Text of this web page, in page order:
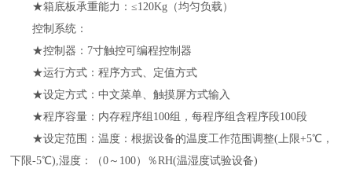
★箱底板承重能力：≤120Kg（均匀负载）
控制系统：
★控制器：7寸触控可编程控制器
★运行方式：程序方式、定值方式
★设定方式：中文菜单、触摸屏方式输入
★程序容量：内存程序组100组，每程序组含程序段100段
★设定范围：温度：根据设备的温度工作范围调整(上限+5℃，
下限-5℃),湿度：（0～100）％RH(温湿度试验设备)